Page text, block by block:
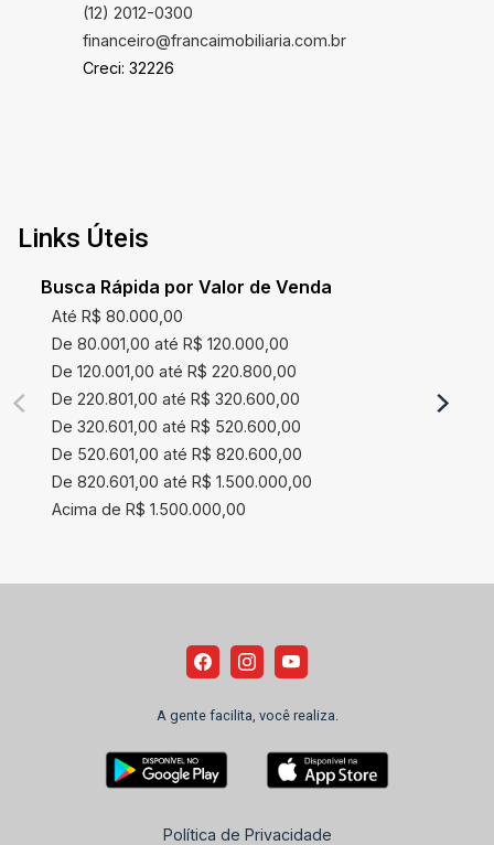
(12) 2012-0300
financeiro@francaimobiliaria.com.br
Creci: 32226
Links Úteis
Busca Rápida por Valor de Venda
Até R$ 80.000,00
De 80.001,00 até R$ 120.000,00
De 120.001,00 até R$ 220.800,00
De 220.801,00 até R$ 320.600,00
De 320.601,00 até R$ 520.600,00
De 520.601,00 até R$ 820.600,00
De 820.601,00 até R$ 1.500.000,00
Acima de R$ 1.500.000,00
A gente facilita, você realiza.
Política de Privacidade